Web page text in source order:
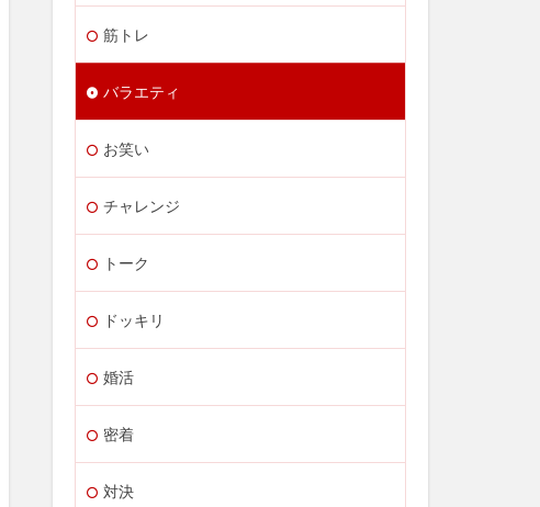
筋トレ
バラエティ
お笑い
チャレンジ
トーク
ドッキリ
婚活
密着
対決